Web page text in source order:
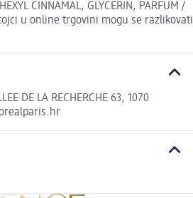
CINNAMAL, GLYCERIN, PARFUM /
u online trgovini mogu se razlikovati
DE LA RECHERCHE 63, 1070